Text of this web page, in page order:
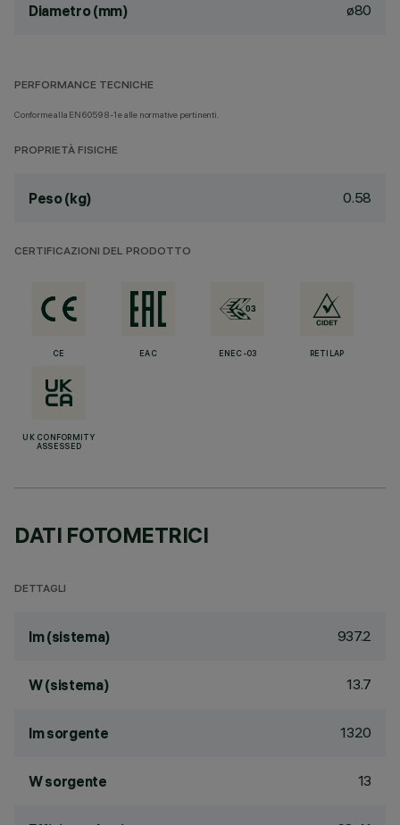
Diametro (mm) ø80
PERFORMANCE TECNICHE
Conforme alla EN60598-1 e alle normative pertinenti.
PROPRIETÀ FISICHE
Peso (kg) 0.58
CERTIFICAZIONI DEL PRODOTTO
CE EAC ENEC-03 RETILAP
UK CONFORMITY
ASSESSED
DATI FOTOMETRICI
DETTAGLI
lm (sistema) 937.2
W (sistema) 13.7
lm sorgente 1320
W sorgente 13